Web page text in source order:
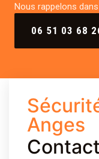
Nous rappelons
06 51 03 68
Anges